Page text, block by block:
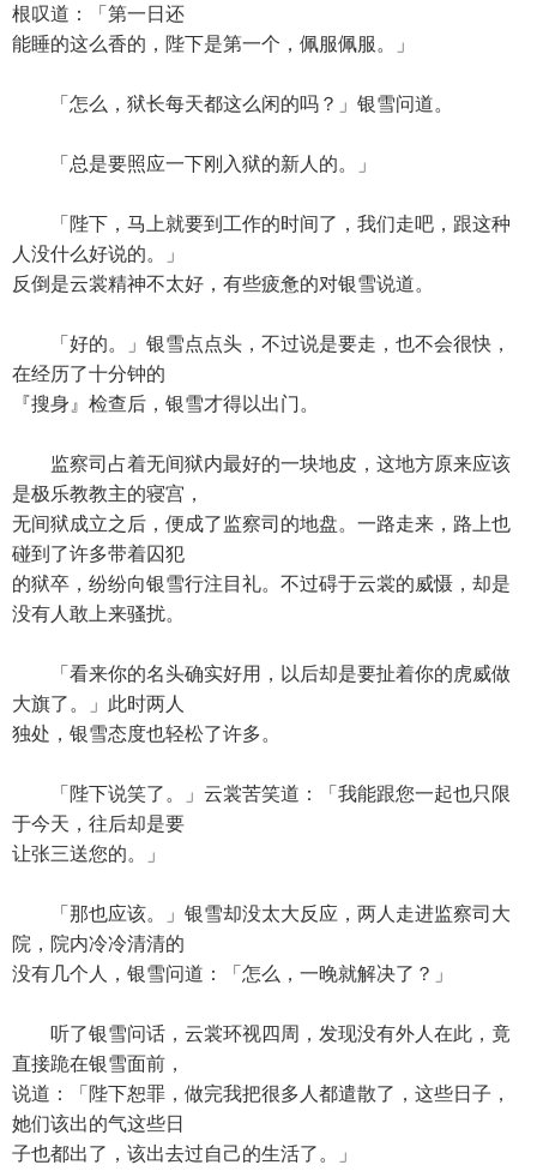
根叹道：「第一日还
能睡的这么香的，陛下是第一个，佩服佩服。」
「怎么，狱长每天都这么闲的吗？」银雪问道。
「总是要照应一下刚入狱的新人的。」
「陛下，马上就要到工作的时间了，我们走吧，跟这种
人没什么好说的。」
反倒是云裳精神不太好，有些疲惫的对银雪说道。
「好的。」银雪点点头，不过说是要走，也不会很快，
在经历了十分钟的
『搜身』检查后，银雪才得以出门。
监察司占着无间狱内最好的一块地皮，这地方原来应该
是极乐教教主的寝宫，
无间狱成立之后，便成了监察司的地盘。一路走来，路上也
碰到了许多带着囚犯
的狱卒，纷纷向银雪行注目礼。不过碍于云裳的威慑，却是
没有人敢上来骚扰。
「看来你的名头确实好用，以后却是要扯着你的虎威做
大旗了。」此时两人
独处，银雪态度也轻松了许多。
「陛下说笑了。」云裳苦笑道：「我能跟您一起也只限
于今天，往后却是要
让张三送您的。」
「那也应该。」银雪却没太大反应，两人走进监察司大
院，院内冷冷清清的
没有几个人，银雪问道：「怎么，一晚就解决了？」
听了银雪问话，云裳环视四周，发现没有外人在此，竟
直接跪在银雪面前，
说道：「陛下恕罪，做完我把很多人都遣散了，这些日子，
她们该出的气这些日
子也都出了，该出去过自己的生活了。」